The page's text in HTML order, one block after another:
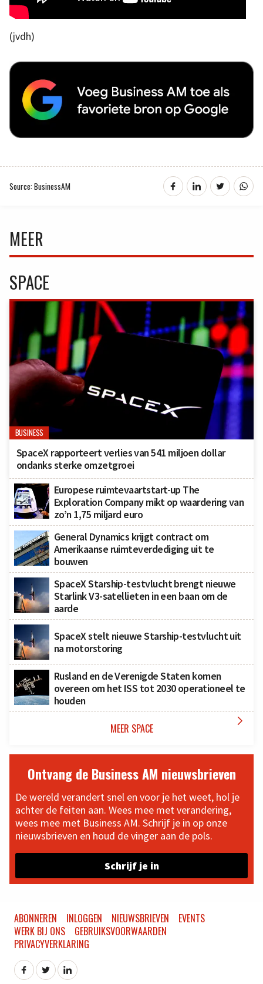
(jvdh)
Source: BusinessAM
MEER
SPACE
BUSINESS
SpaceX rapporteert verlies van 541 miljoen dollar
ondanks sterke omzetgroei
Europese ruimtevaartstart-up The
Exploration Company mikt op waardering van
zo’n 1,75 miljard euro
General Dynamics krijgt contract om
Amerikaanse ruimteverdediging uit te
bouwen
SpaceX Starship-testvlucht brengt nieuwe
Starlink V3-satellieten in een baan om de
aarde
SpaceX stelt nieuwe Starship-testvlucht uit
na motorstoring
Rusland en de Verenigde Staten komen
overeen om het ISS tot 2030 operationeel te
houden
MEER SPACE 
Ontvang de Business AM nieuwsbrieven
De wereld verandert snel en voor je het weet, hol je
achter de feiten aan. Wees mee met verandering,
wees mee met Business AM. Schrijf je in op onze
nieuwsbrieven en houd de vinger aan de pols.
Schrijf je in
ABONNEREN INLOGGEN NIEUWSBRIEVEN
EVENTS
WERK BIJ ONS
GEBRUIKSVOORWAARDEN
PRIVACYVERKLARING